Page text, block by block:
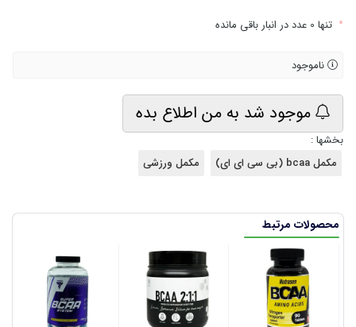
• تنها 0 عدد در انبار باقی مانده
ناموجود
موجود شد به من اطلاع بده
بخشها :
مکمل bcaa (بی سی ای ای)
مکمل ورزشی
محصولات مرتبط